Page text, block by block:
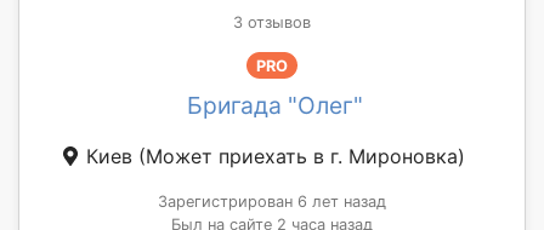
3 отзывов
PRO
Бригада "Олег"
Киев (Может приехать в г. Мироновка)
Зарегистрирован 6 лет назад
Был на сайте 2 часа назад